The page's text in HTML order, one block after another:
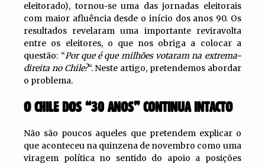
eleitorado), tornou-se uma das jornadas eleitorais
com maior afluência desde o início dos anos 90. Os
resultados revelaram uma importante reviravolta
entre os eleitores, o que nos obriga a colocar a
questão: “Por que é que milhões votaram na extrema-
direita no Chile?“. Neste artigo, pretendemos abordar
o problema.
O CHILE DOS “30 ANOS” CONTINUA INTACTO
Não são poucos aqueles que pretendem explicar o
que aconteceu na quinzena de novembro como uma
viragem política no sentido do apoio a posições